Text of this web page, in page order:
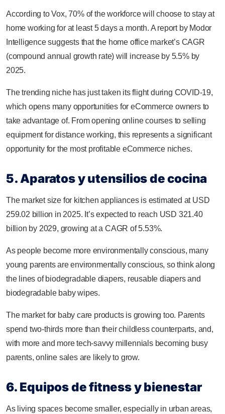
According to Vox, 70% of the workforce will choose to stay at
home working for at least 5 days a month. A report by Modor
Intelligence suggests that the home office market’s CAGR
(compound annual growth rate) will increase by 5.5% by
2025.
The trending niche has just taken its flight during COVID-19,
which opens many opportunities for eCommerce owners to
take advantage of. From opening online courses to selling
equipment for distance working, this represents a significant
opportunity for the most profitable eCommerce niches.
5. Aparatos y utensilios de cocina
The market size for kitchen appliances is estimated at USD
259.02 billion in 2025. It’s expected to reach USD 321.40
billion by 2029, growing at a CAGR of 5.53%.
As people become more environmentally conscious, many
young parents are environmentally conscious, so think along
the lines of biodegradable diapers, reusable diapers and
biodegradable baby wipes.
The market for baby care products is growing too. Parents
spend two-thirds more than their childless counterparts, and,
with more and more tech-savvy millennials becoming busy
parents, online sales are likely to grow.
6. Equipos de fitness y bienestar
As living spaces become smaller, especially in urban areas,